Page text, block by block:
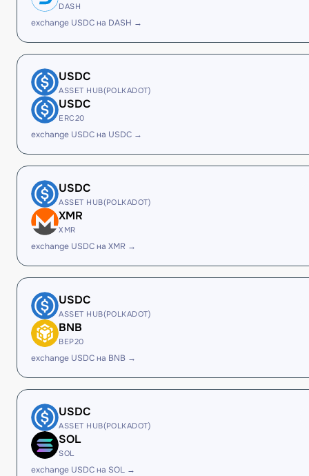
DASH
exchange USDC на DASH →
USDC
ASSET HUB(POLKADOT)
USDC
ERC20
exchange USDC на USDC →
USDC
ASSET HUB(POLKADOT)
XMR
XMR
exchange USDC на XMR →
USDC
ASSET HUB(POLKADOT)
BNB
BEP20
exchange USDC на BNB →
USDC
ASSET HUB(POLKADOT)
SOL
SOL
exchange USDC на SOL →